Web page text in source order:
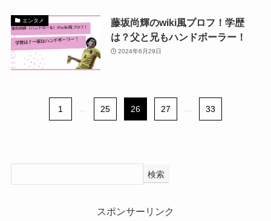
エンタメ
藤坂尚輝のwiki風プロフ！学歴
は？父と兄もハンドボーラー！
2024年6月29日
1 ... 25 26 27 ... 33
検索
スポンサーリンク